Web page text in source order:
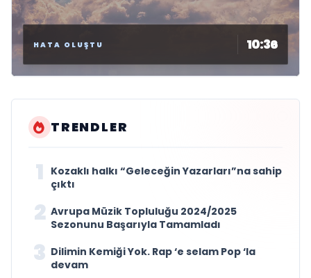
HATA OLUŞTU 10:36
TRENDLER
1
Kozaklı halkı “Geleceğin Yazarları”na sahip
çıktı
2 Avrupa Müzik Topluluğu 2024/2025
Sezonunu Başarıyla Tamamladı
3 Dilimin Kemiği Yok. Rap ‘e selam Pop ‘la
devam